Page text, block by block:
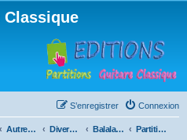
Classique
Connexion
S’enregistrer
Autres instruments à cordes pincées, ou styles Divers instruments Balalaïka Partitions